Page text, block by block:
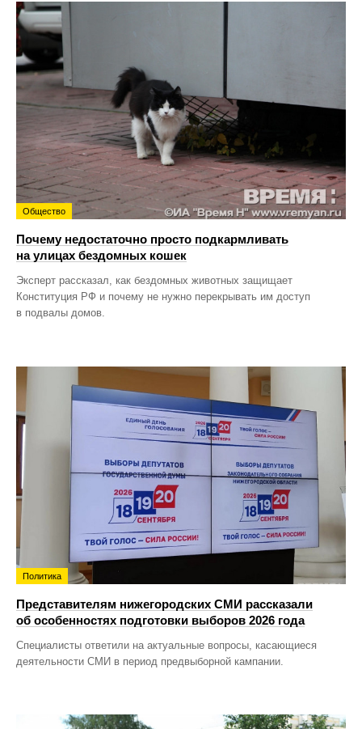
Общество
Почему недостаточно просто подкармливать
на улицах бездомных кошек
Эксперт рассказал, как бездомных животных защищает
Конституция РФ и почему не нужно перекрывать им доступ
в подвалы домов.
Политика
Представителям нижегородских СМИ рассказали
об особенностях подготовки выборов 2026 года
Специалисты ответили на актуальные вопросы, касающиеся
деятельности СМИ в период предвыборной кампании.